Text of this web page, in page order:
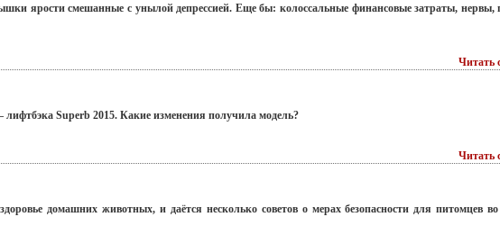
ярости смешанные с унылой депрессией. Еще бы: колоссальные финансовые затраты, нервы,
Читать
Superb 2015. Какие изменения получила модель?
Читать
домашних животных, и даётся несколько советов о мерах безопасности для питомцев